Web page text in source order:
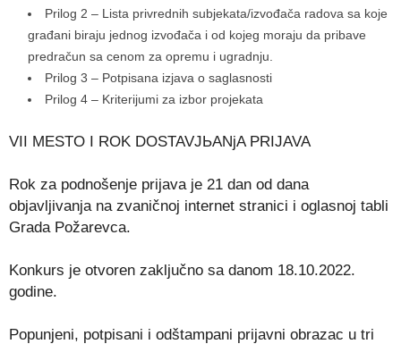
Prilog 2 – Lista privrednih subjekata/izvođača radova sa koje
građani biraju jednog izvođača i od kojeg moraju da pribave
predračun sa cenom za opremu i ugradnju.
Prilog 3 – Potpisana izjava o saglasnosti
Prilog 4 – Kriterijumi za izbor projekata
VII MESTO I ROK DOSTAVJЬANjA PRIJAVA
Rok za podnošenje prijava je 21 dan od dana
objavljivanja na zvaničnoj internet stranici i oglasnoj tabli
Grada Požarevca.
Konkurs je otvoren zaključno sa danom 18.10.2022.
godine.
Popunjeni, potpisani i odštampani prijavni obrazac u tri